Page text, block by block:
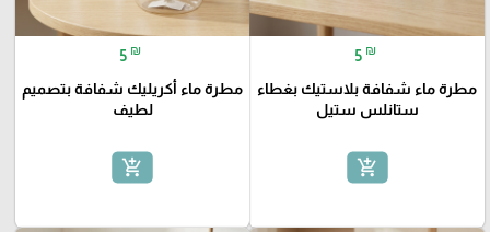
5 ₪
مطرة ماء شفافة بلاستيك بغطاء
ستانلس ستيل
add_shopping_cart
5 ₪
مطرة ماء أكريليك شفافة بتصميم
لطيف
add_shopping_cart